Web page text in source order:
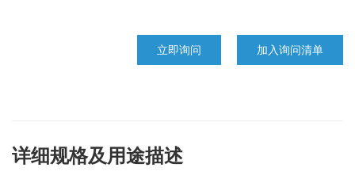
立即询问 加入询问清单
详细规格及用途描述